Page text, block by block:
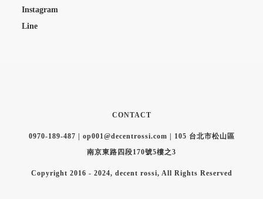
Instagram
Line
CONTACT
0970-189-487 | op001@decentrossi.com | 105 台北市松山區
南京東路四段170號5樓之3
Copyright 2016 - 2024, decent rossi, All Rights Reserved